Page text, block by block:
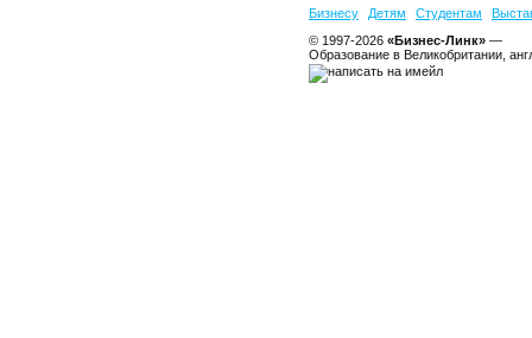
Бизнесу Детям Студентам
© 1997-2026 «Бизнес-Линк» —
Образование в Великобритании,